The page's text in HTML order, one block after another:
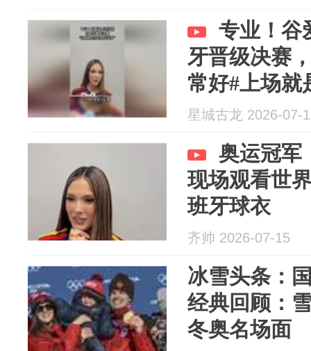
专业！谷
牙晋级决赛
常好#上场就
星城古龙 2026-07-
奥运冠军
现场观看世
班牙球衣
齐帅 2026-07-15
冰雪头条：
经典回顾：
冬奥名场面